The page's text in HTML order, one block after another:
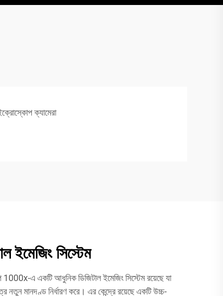
ক্যামেরা
ইমেজিং সিস্টেম
1000x-এ একটি আধুনিক ডিজিটাল ইমেজিং সিস্টেম রয়েছে যা
নতুন মানদণ্ড নির্ধারণ করে। এর কেন্দ্রে রয়েছে একটি উচ্চ-